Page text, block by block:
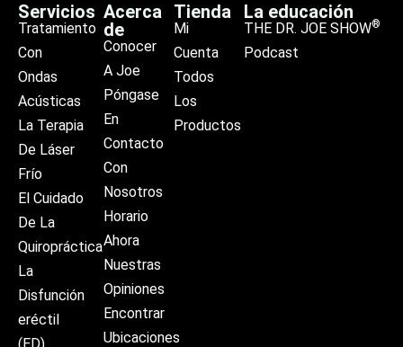
Servicios
Tratamiento
Con
Ondas
Acústicas
La Terapia
De Láser
Frío
El Cuidado
De La
Quiropráctica
La
Disfunción
eréctil
Acerca
de
Conocer
A Joe
Póngase
En
Contacto
Con
Nosotros
Horario
Ahora
Nuestras
Opiniones
Encontrar
Ubicaciones
Tienda
Mi
Cuenta
Todos
Los
Productos
La educación
THE DR. JOE SHOW®
Podcast